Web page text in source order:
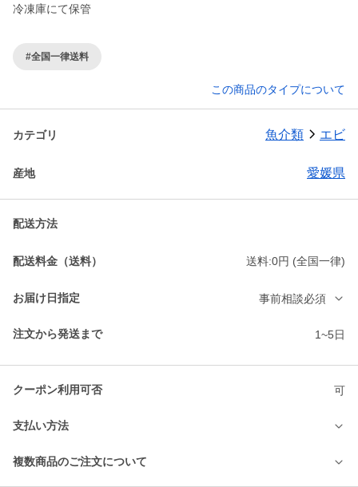
冷凍庫にて保管
#全国一律送料
この商品のタイプについて
カテゴリ 魚介類 エビ
産地 愛媛県
配送方法
配送料金（送料） 送料:0円 (全国一律)
お届け日指定 事前相談必須
注文から発送まで 1~5日
クーポン利用可否 可
支払い方法
複数商品のご注文について